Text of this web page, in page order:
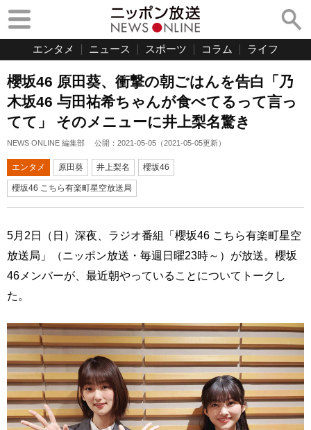
エンタメ ニュース スポーツ コラム ライフ
櫻坂46 原田葵、衝撃の朝ごはんを告白「乃
木坂46 与田祐希ちゃんが食べてるって言っ
てて」 そのメニューに井上梨名驚き
NEWS ONLINE 編集部 公開： 2021-05-05 （2021-05-05更新）
エンタメ 原田葵 井上梨名 櫻坂46
櫻坂46 こちら有楽町星空放送局
5月2日（日）深夜、ラジオ番組「櫻坂46 こちら有楽町星空
放送局」（ニッポン放送・毎週日曜23時～）が放送。櫻坂
46メンバーが、最近朝やっていることについてトークし
た。